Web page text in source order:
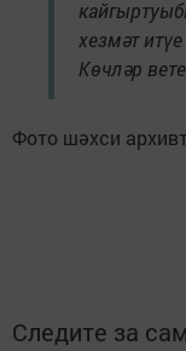
хезмәт
Көчләр
Фото шәхси
Следите за